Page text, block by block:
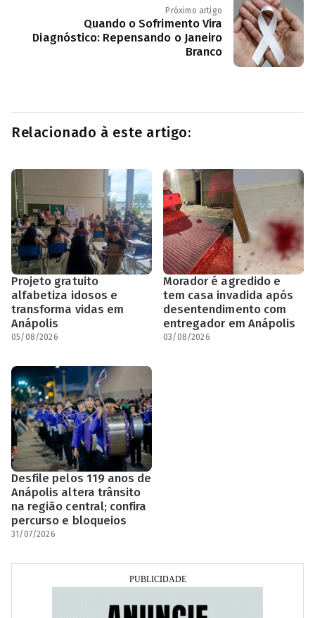
Próximo artigo
Quando o Sofrimento Vira
Diagnóstico: Repensando o Janeiro
Branco
Relacionado à este artigo:
Projeto gratuito
alfabetiza idosos e
transforma vidas em
Anápolis
05/08/2026
Morador é agredido e
tem casa invadida após
desentendimento com
entregador em Anápolis
03/08/2026
Desfile pelos 119 anos de
Anápolis altera trânsito
na região central; confira
percurso e bloqueios
31/07/2026